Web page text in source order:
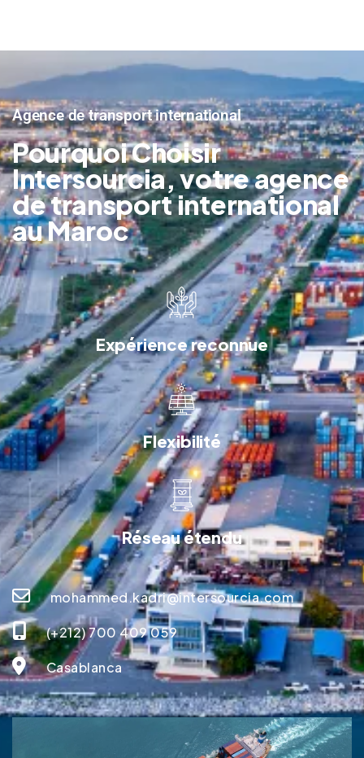
Agence de transport international
Pourquoi Choisir
Intersourcia, votre agence
de transport international
au Maroc
Expérience reconnue
Flexibilité
Réseau étendu
mohammed.kadri@intersourcia.com
(+212) 700 409 059
Casablanca